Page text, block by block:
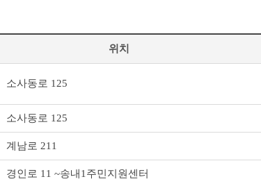
위치
소사동로 125
소사동로 125
계남로 211
경인로 11 ~송내1주민지원센터